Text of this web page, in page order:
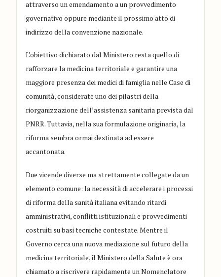
attraverso un emendamento a un provvedimento
governativo oppure mediante il prossimo atto di
indirizzo della convenzione nazionale.
L’obiettivo dichiarato dal Ministero resta quello di
rafforzare la medicina territoriale e garantire una
maggiore presenza dei medici di famiglia nelle Case di
comunità, considerate uno dei pilastri della
riorganizzazione dell’assistenza sanitaria prevista dal
PNRR. Tuttavia, nella sua formulazione originaria, la
riforma sembra ormai destinata ad essere
accantonata.
Due vicende diverse ma strettamente collegate da un
elemento comune: la necessità di accelerare i processi
di riforma della sanità italiana evitando ritardi
amministrativi, conflitti istituzionali e provvedimenti
costruiti su basi tecniche contestate. Mentre il
Governo cerca una nuova mediazione sul futuro della
medicina territoriale, il Ministero della Salute è ora
chiamato a riscrivere rapidamente un Nomenclatore